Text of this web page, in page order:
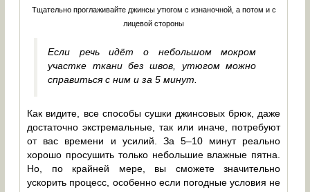
Тщательно проглаживайте джинсы утюгом с изнаночной, а потом и с
лицевой стороны
Если речь идёт о небольшом мокром
участке ткани без швов, утюгом можно
справиться с ним и за 5 минут.
Как видите, все способы сушки джинсовых брюк, даже
достаточно экстремальные, так или иначе, потребуют
от вас времени и усилий. За 5–10 минут реально
хорошо просушить только небольшие влажные пятна.
Но, по крайней мере, вы сможете значительно
ускорить процесс, особенно если погодные условия не